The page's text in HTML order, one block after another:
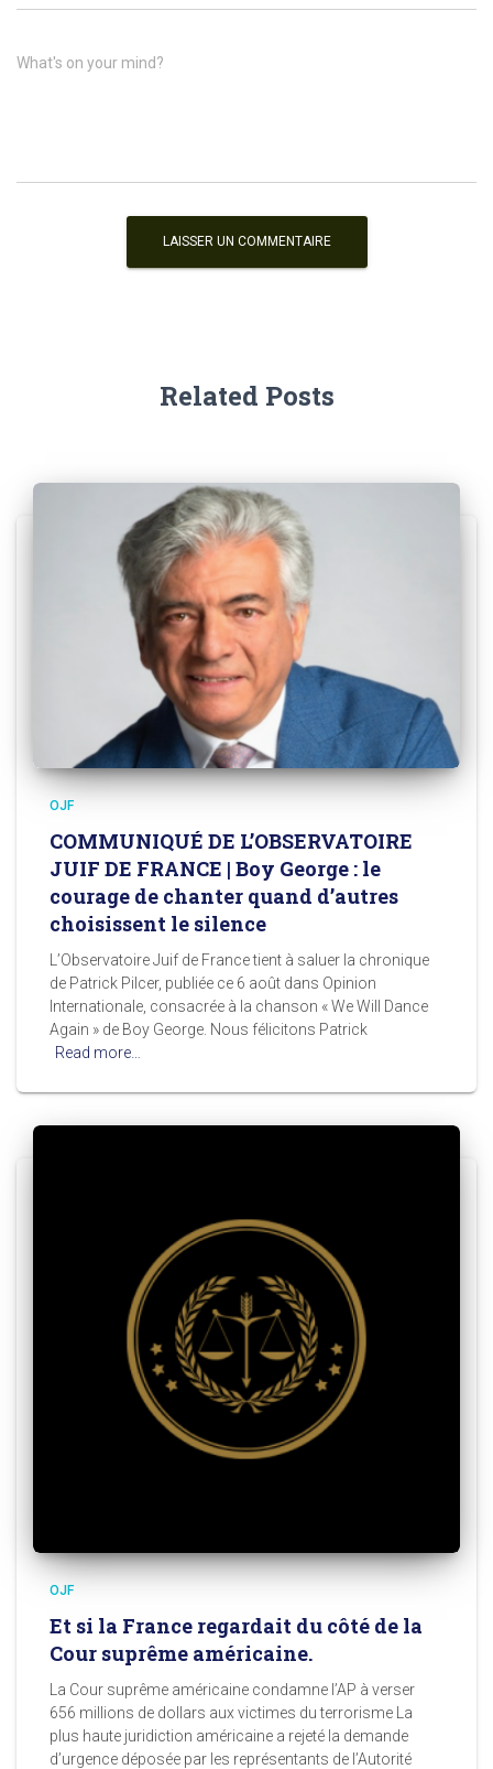
What's on your mind?
Related Posts
OJF
COMMUNIQUÉ DE L’OBSERVATOIRE
JUIF DE FRANCE | Boy George : le
courage de chanter quand d’autres
choisissent le silence
L’Observatoire Juif de France tient à saluer la chronique
de Patrick Pilcer, publiée ce 6 août dans Opinion
Internationale, consacrée à la chanson « We Will Dance
Again » de Boy George. Nous félicitons Patrick
Read more…
OJF
Et si la France regardait du côté de la
Cour suprême américaine.
La Cour suprême américaine condamne l’AP à verser
656 millions de dollars aux victimes du terrorisme La
plus haute juridiction américaine a rejeté la demande
d’urgence déposée par les représentants de l’Autorité